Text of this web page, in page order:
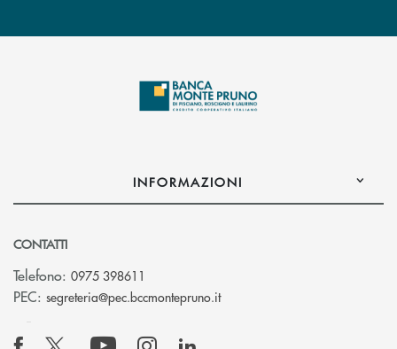
INFORMAZIONI
CONTATTI
Telefono: 0975 398611
PEC: segreteria@pec.bccmontepruno.it(si apre l’app di posta